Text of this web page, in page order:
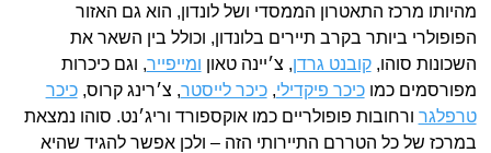
מהיותו מרכז התאטרון הממסדי ושל לונדון, הוא גם האזור
הפופולרי ביותר בקרב תיירים בלונדון, וכולל בין השאר את
השכונות סוהו,קובנט גרדן, צ׳יינה טאון ומייפייר, וגם כיכרות
מפורסמים כמוכיכר פיקדילי,כיכר לייסטר, צ׳רינג קרוס,כיכר
טרפלגר ורחובות פופולריים כמו אוקספורד וריג׳נט. סוהו נמצאת
במרכז של כל הטררם התיירותי הזה – ולכן אפשר להגיד שהיא